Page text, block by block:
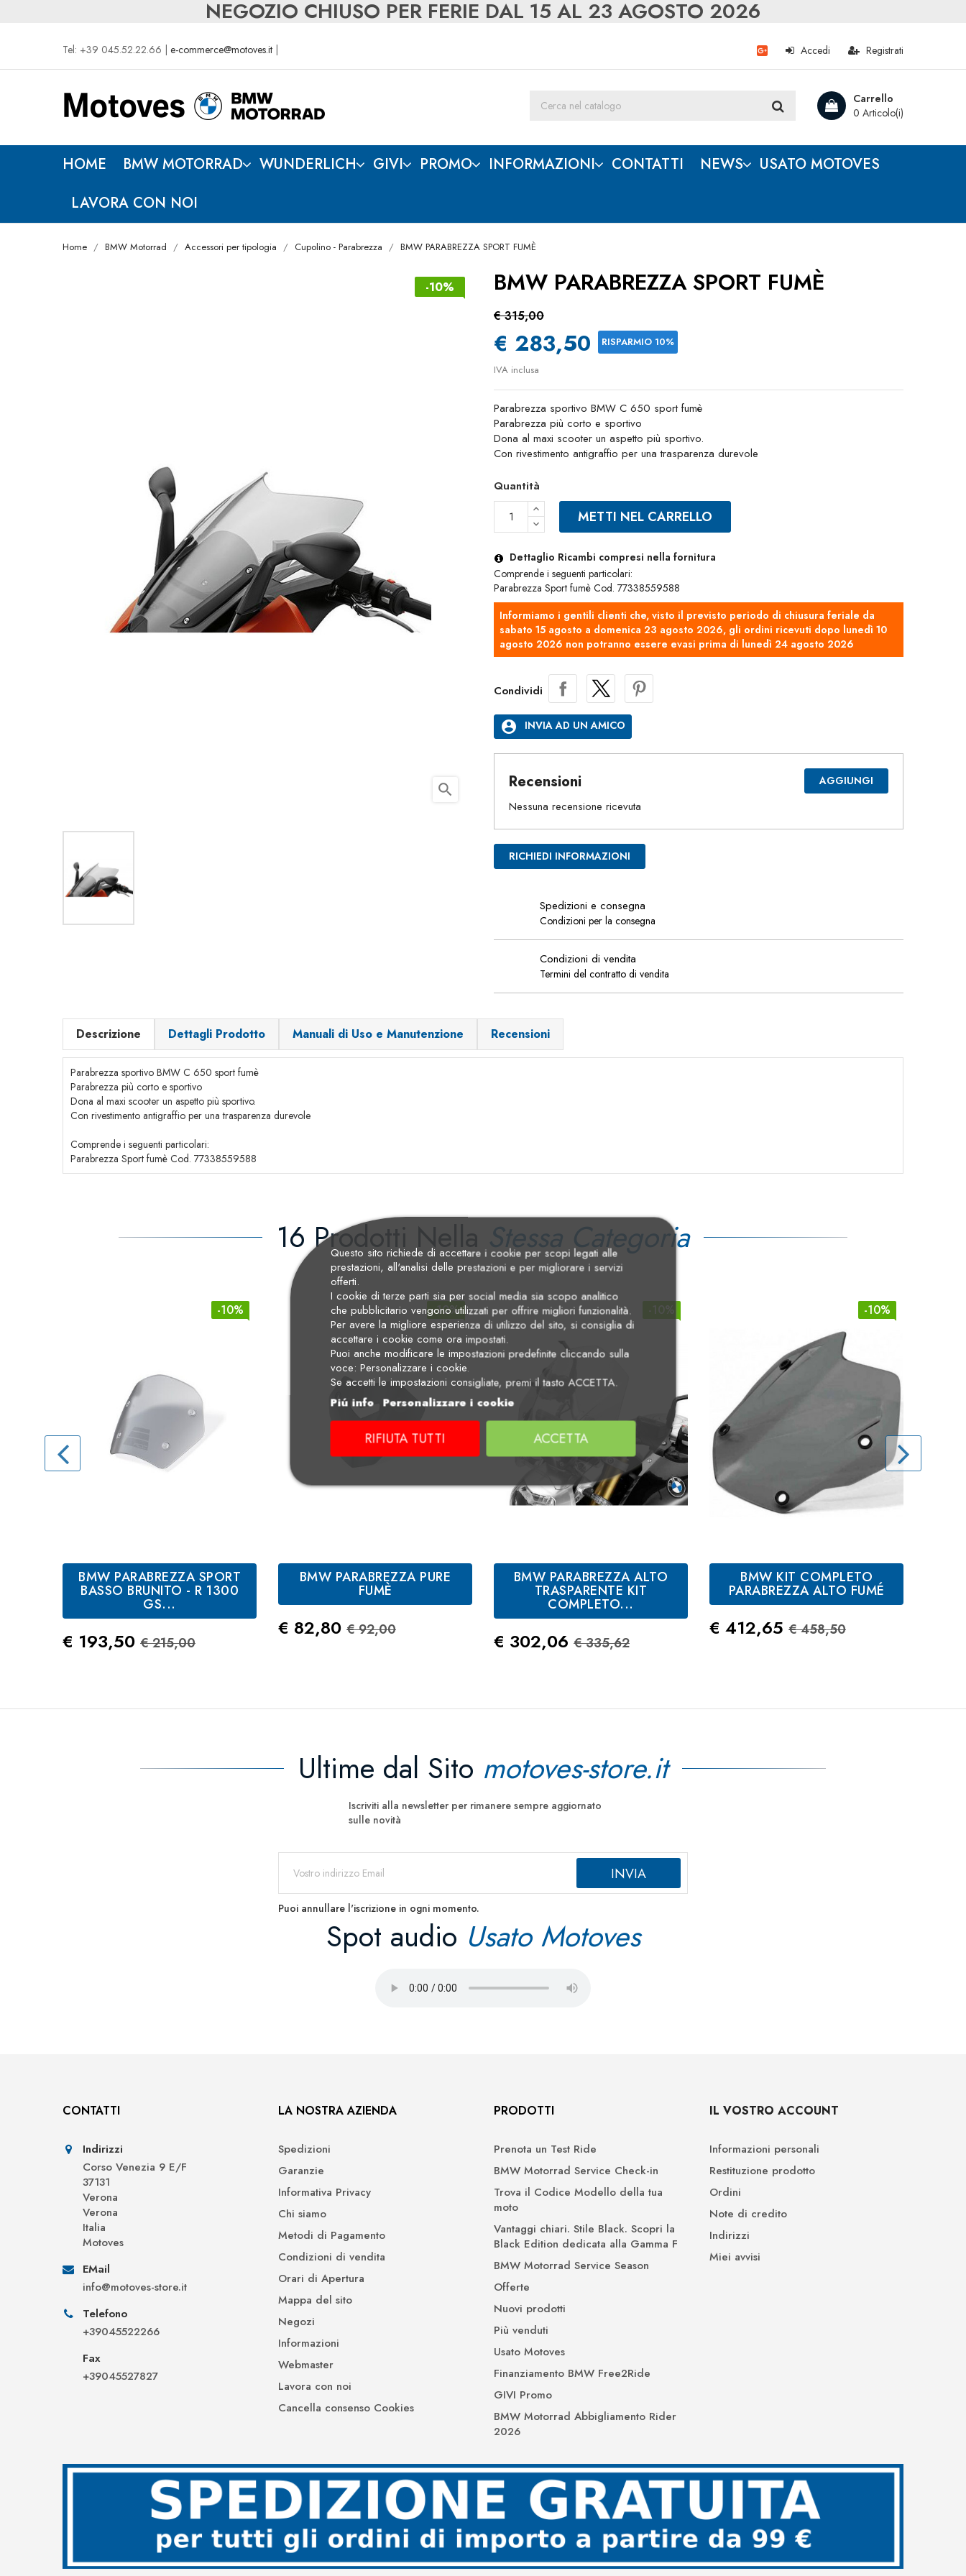
NEGOZIO CHIUSO PER FERIE DAL 15 AL 23 AGOSTO 2026
Tel: +39 045.52.22.66 | e-commerce@motoves.it Registrati
Accedi
Carrello
0 Articolo(i)
HOME BMW MOTORRAD WUNDERLICH GIVI PROMO INFORMAZIONI CONTATTI NEWS
USATO MOTOVES
LAVORA CON NOI
Home BMW Motorrad Accessori per tipologia Cupolino - Parabrezza BMW PARABREZZA SPORT FUMÈ
-10%
search
BMW PARABREZZA SPORT FUMÈ
€ 315,00
€ 283,50 RISPARMIO 10%
IVA inclusa
Parabrezza sportivo BMW C 650 sport fumè
Parabrezza più corto e sportivo
Dona al maxi scooter un aspetto più sportivo.
Con rivestimento antigraffio per una trasparenza durevole
Quantità
METTI NEL CARRELLO
Dettaglio Ricambi compresi nella fornitura
Comprende i seguenti particolari:
Parabrezza Sport fumè Cod. 77338559588
Informiamo i gentili clienti che, visto il previsto periodo di chiusura feriale da
sabato 15 agosto a domenica 23 agosto 2026, gli ordini ricevuti dopo lunedì 10
agosto 2026 non potranno essere evasi prima di lunedì 24 agosto 2026
Condividi
account_circle INVIA AD UN AMICO
Recensioni AGGIUNGI
Nessuna recensione ricevuta
RICHIEDI INFORMAZIONI
Spedizioni e consegna
Condizioni per la consegna
Condizioni di vendita
Termini del contratto di vendita
Descrizione Dettagli Prodotto Manuali di Uso e Manutenzione Recensioni
Parabrezza sportivo BMW C 650 sport fumè
Parabrezza più corto e sportivo
Dona al maxi scooter un aspetto più sportivo.
Con rivestimento antigraffio per una trasparenza durevole
Comprende i seguenti particolari:
Parabrezza Sport fumè Cod. 77338559588
16 Prodotti Nella Stessa Categoria
-10%
BMW PARABREZZA SPORT
BASSO BRUNITO - R 1300
GS...
Prezzo
€ 193,50 Prezzo Standard
€ 215,00
-10%
BMW PARABREZZA PURE
FUMÈ
Prezzo
€ 82,80 Prezzo Standard
€ 92,00
-10%
BMW PARABREZZA ALTO
TRASPARENTE KIT
COMPLETO...
Prezzo
€ 302,06 Prezzo Standard
€ 335,62
-10%
BMW KIT COMPLETO
PARABREZZA ALTO FUMÉ
Prezzo
€ 412,65 Prezzo Standard
€ 458,50
Ultime dal Sito motoves-store.it
Iscriviti alla newsletter per rimanere sempre aggiornato
sulle novità
Puoi annullare l'iscrizione in ogni momento.
Spot audio Usato Motoves
CONTATTI
Indirizzi
Corso Venezia 9 E/F
37131
Verona
Verona
Italia
Motoves
EMail
info@motoves-store.it
Telefono
+39045522266
Fax
+39045527827
LA NOSTRA AZIENDA
Spedizioni
Garanzie
Informativa Privacy
Chi siamo
Metodi di Pagamento
Condizioni di vendita
Orari di Apertura
Mappa del sito
Negozi
Informazioni
Webmaster
Lavora con noi
Cancella consenso Cookies
PRODOTTI
Prenota un Test Ride
BMW Motorrad Service Check-in
Trova il Codice Modello della tua
moto
Vantaggi chiari. Stile Black. Scopri la
Black Edition dedicata alla Gamma F
BMW Motorrad Service Season
Offerte
Nuovi prodotti
Più venduti
Usato Motoves
Finanziamento BMW Free2Ride
GIVI Promo
BMW Motorrad Abbigliamento Rider
2026
IL VOSTRO ACCOUNT
Informazioni personali
Restituzione prodotto
Ordini
Note di credito
Indirizzi
Miei avvisi
Questo sito richiede di accettare i cookie per scopi legati alle
prestazioni, all'analisi delle prestazioni e per migliorare i servizi
offerti.
I cookie di terze parti sia per social media sia scopo analitico
che pubblicitario vengono utilizzati per offrire migliori funzionalità.
Per avere la migliore esperienza di utilizzo del sito, si consiglia di
accettare i cookie come ora impostati.
Puoi anche modificare le impostazioni predefinite cliccando sulla
voce: Personalizzare i cookie.
Se accetti le impostazioni consigliate, premi il tasto ACCETTA.
Piú info Personalizzare i cookie
RIFIUTA TUTTI ACCETTA